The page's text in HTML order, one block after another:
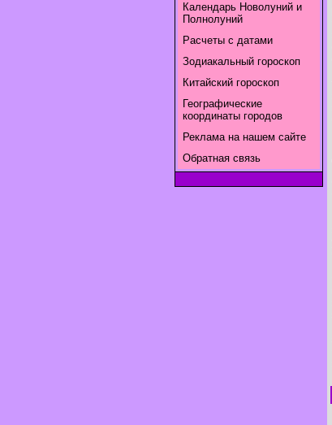
Календарь Новолуний и
Полнолуний
Расчеты с датами
Зодиакальный гороскоп
Китайский гороскоп
Географические
координаты городов
Реклама на нашем сайте
Обратная связь